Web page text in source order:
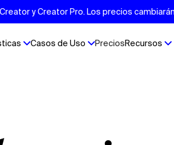
y Creator Pro. Los precios
Casos de Uso PreciosRecursos